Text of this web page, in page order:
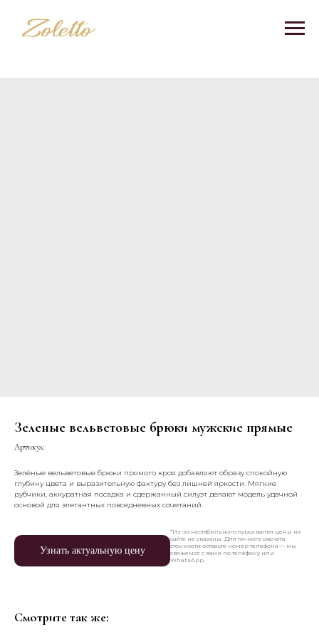
Зеленые вельветовые брюки мужские прямые​
Артикул:
Зелёные вельветовые брюки прямого кроя добавляют образу спокойную
глубину цвета и выразительную фактуру без лишней яркости. Мягкие
рубчики, аккуратная посадка и сдержанный силуэт делают модель удачной
основой для элегантных повседневных сочетаний.
Узнать актуальную цену
*Из-за нестабильного курса валют цены на
сайте не указаны. Для точного расчета
стоимости оставьте номер телефона — мы
свяжемся с вами по телефону или
WhatsApp.
Смотрите так же: